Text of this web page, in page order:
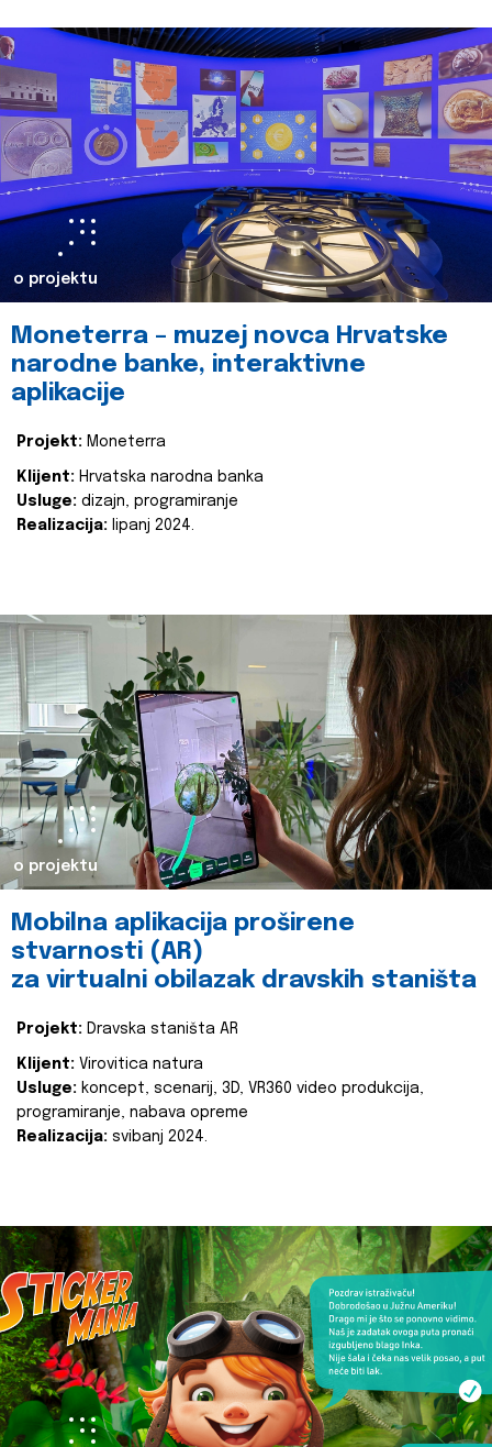
o projektu
Moneterra – muzej novca Hrvatske
narodne banke, interaktivne
aplikacije
Projekt: Moneterra
Klijent: Hrvatska narodna banka
Usluge: dizajn, programiranje
Realizacija: lipanj 2024.
o projektu
Mobilna aplikacija proširene
stvarnosti (AR)
za virtualni obilazak dravskih staništa
Projekt: Dravska staništa AR
Klijent: Virovitica natura
Usluge: koncept, scenarij, 3D, VR360 video produkcija,
programiranje, nabava opreme
Realizacija: svibanj 2024.